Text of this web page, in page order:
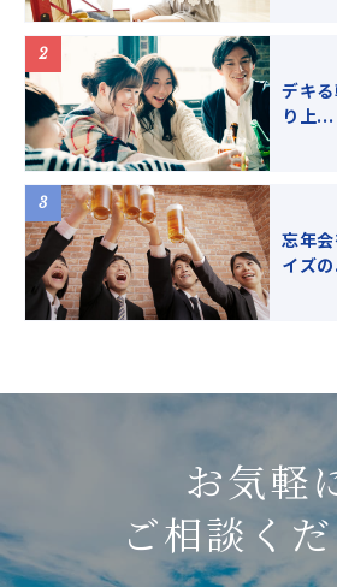
デキ
り上...
忘年
イズ
お気軽
ご相談く